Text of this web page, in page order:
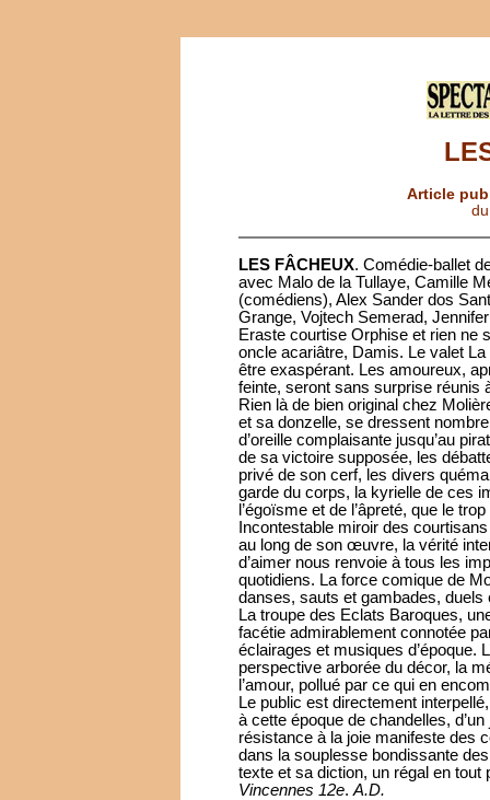
Article
LES FÂCHEUX. Comédie-ballet
avec Malo de la Tullaye, Camille
(comédiens), Alex Sander dos
Grange, Vojtech Semerad,
Eraste courtise Orphise et rien ne
oncle acariâtre, Damis. Le valet
être exaspérant. Les amoureux,
feinte, seront sans surprise réunis
Rien là de bien original chez
et sa donzelle, se dressent
d’oreille complaisante jusqu’au
de sa victoire supposée, les
privé de son cerf, les divers
garde du corps, la kyrielle de ces
l’égoïsme et de l’âpreté, que le
Incontestable miroir des
au long de son œuvre, la vérité
d’aimer nous renvoie à tous les
quotidiens. La force comique de
danses, sauts et gambades, duels
La troupe des Eclats Baroques,
facétie admirablement connotée
éclairages et musiques d’époque.
perspective arborée du décor, la
l’amour, pollué par ce qui en
Le public est directement
à cette époque de chandelles,
résistance à la joie manifeste des
dans la souplesse bondissante
texte et sa diction, un régal en tout
Vincennes 12e. A.D.